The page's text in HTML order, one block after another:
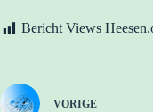
Bericht Views
VORIGE